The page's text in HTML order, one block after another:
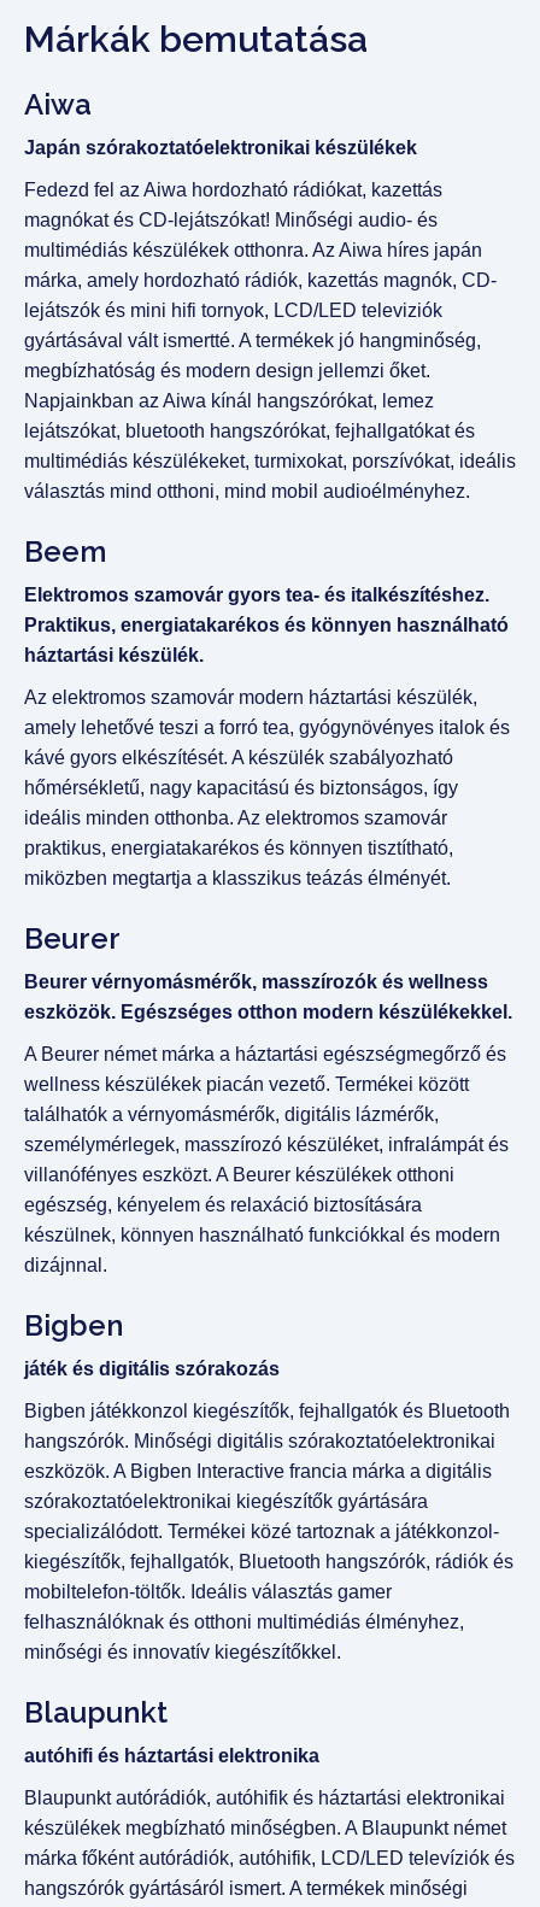
Márkák bemutatása
Aiwa
Japán szórakoztatóelektronikai készülékek
Fedezd fel az Aiwa hordozható rádiókat, kazettás
magnókat és CD-lejátszókat! Minőségi audio- és
multimédiás készülékek otthonra. Az Aiwa híres japán
márka, amely hordozható rádiók, kazettás magnók, CD-
lejátszók és mini hifi tornyok, LCD/LED televiziók
gyártásával vált ismertté. A termékek jó hangminőség,
megbízhatóság és modern design jellemzi őket.
Napjainkban az Aiwa kínál hangszórókat, lemez
lejátszókat, bluetooth hangszórókat, fejhallgatókat és
multimédiás készülékeket, turmixokat, porszívókat, ideális
választás mind otthoni, mind mobil audioélményhez.
Beem
Elektromos szamovár gyors tea- és italkészítéshez.
Praktikus, energiatakarékos és könnyen használható
háztartási készülék.
Az elektromos szamovár modern háztartási készülék,
amely lehetővé teszi a forró tea, gyógynövényes italok és
kávé gyors elkészítését. A készülék szabályozható
hőmérsékletű, nagy kapacitású és biztonságos, így
ideális minden otthonba. Az elektromos szamovár
praktikus, energiatakarékos és könnyen tisztítható,
miközben megtartja a klasszikus teázás élményét.
Beurer
Beurer vérnyomásmérők, masszírozók és wellness
eszközök. Egészséges otthon modern készülékekkel.
A Beurer német márka a háztartási egészségmegőrző és
wellness készülékek piacán vezető. Termékei között
találhatók a vérnyomásmérők, digitális lázmérők,
személymérlegek, masszírozó készüléket, infralámpát és
villanófényes eszközt. A Beurer készülékek otthoni
egészség, kényelem és relaxáció biztosítására
készülnek, könnyen használható funkciókkal és modern
dizájnnal.
Bigben
játék és digitális szórakozás
Bigben játékkonzol kiegészítők, fejhallgatók és Bluetooth
hangszórók. Minőségi digitális szórakoztatóelektronikai
eszközök. A Bigben Interactive francia márka a digitális
szórakoztatóelektronikai kiegészítők gyártására
specializálódott. Termékei közé tartoznak a játékkonzol-
kiegészítők, fejhallgatók, Bluetooth hangszórók, rádiók és
mobiltelefon-töltők. Ideális választás gamer
felhasználóknak és otthoni multimédiás élményhez,
minőségi és innovatív kiegészítőkkel.
Blaupunkt
autóhifi és háztartási elektronika
Blaupunkt autórádiók, autóhifik és háztartási elektronikai
készülékek megbízható minőségben. A Blaupunkt német
márka főként autórádiók, autóhifik, LCD/LED televíziók és
hangszórók gyártásáról ismert. A termékek minőségi